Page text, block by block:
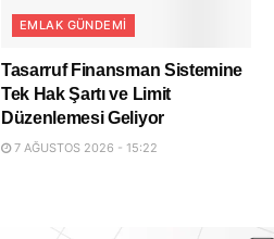
EMLAK GÜNDEMI
Tasarruf Finansman Sistemine
Tek Hak Şartı ve Limit
Düzenlemesi Geliyor
7 AĞUSTOS 2026 - 15:22